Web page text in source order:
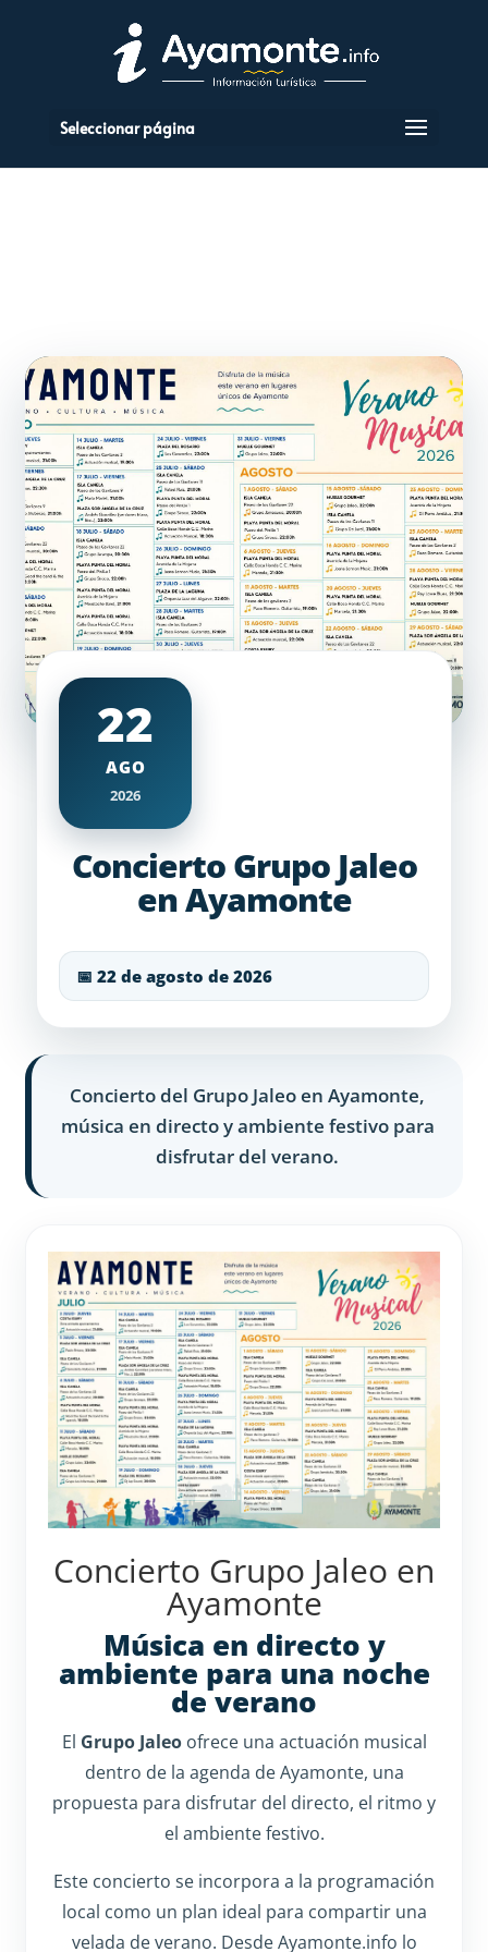
Seleccionar página
22
AGO
2026
Concierto Grupo Jaleo
en Ayamonte
📅 22 de agosto de 2026
Concierto del Grupo Jaleo en Ayamonte,
música en directo y ambiente festivo para
disfrutar del verano.
Concierto Grupo Jaleo en
Ayamonte
Música en directo y
ambiente para una noche
de verano
El Grupo Jaleoofrece una actuación musical
dentro de la agenda de Ayamonte, una
propuesta para disfrutar del directo, el ritmo y
el ambiente festivo.
Este concierto se incorpora a la programación
local como un plan ideal para compartir una
velada de verano. Desde Ayamonte.info lo